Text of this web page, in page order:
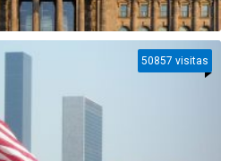
50857 visitas